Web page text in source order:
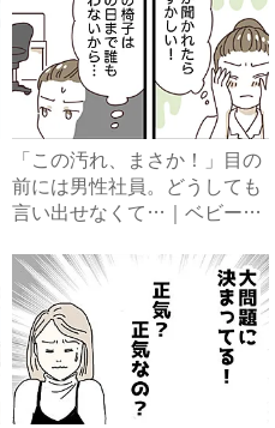
「この汚れ、まさか！」目の
前には男性社員。どうしても
言い出せなくて…｜ベビーカ